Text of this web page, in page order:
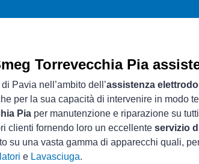
Torrevecchia Pia
Pavia nell’ambito dell’assistenza
per la sua capacità di intervenire in modo
Pia per manutenzione e riparazione su
clienti fornendo loro un eccellente servizio
su una vasta gamma di apparecchi quali,
e Lavasciuga.